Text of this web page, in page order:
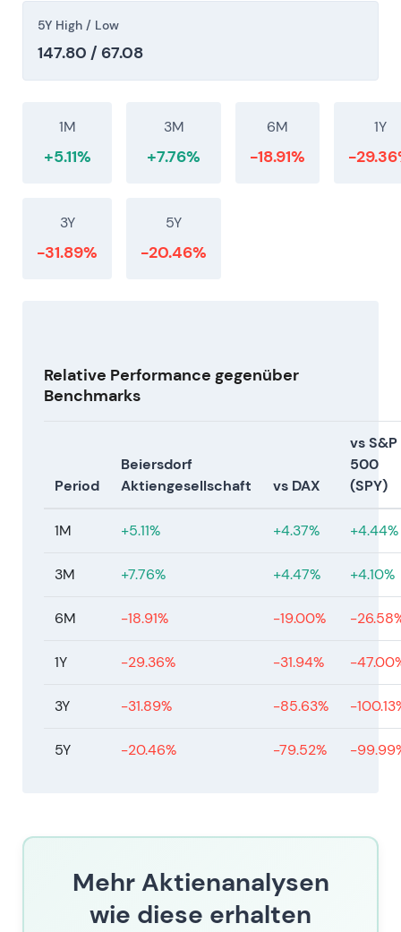
5Y High / Low
147.80 / 67.08
1M
+5.11%
3M
+7.76%
6M
-18.91%
1Y
-
3Y
-31.89%
5Y
-20.46%
Relative Performance gegenüber
Benchmarks
Period
Beiersdorf
Aktiengesellschaft
vs DAX
vs S&P
500
(SPY)
1M +5.11% +4.37% +4.44%
3M +7.76% +4.47% +4.10%
6M -18.91% -19.00% -
1Y -29.36% -31.94% -
3Y -31.89% -85.63% -
5Y -20.46% -79.52% -
Mehr Aktienanalysen
wie diese erhalten